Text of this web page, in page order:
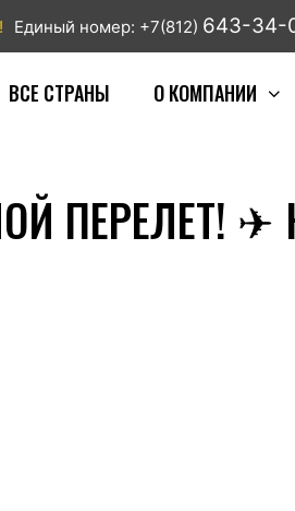
Единый номер: +7(812) 643-34-
ВСЕ СТРАНЫ О КОМПАНИИ
ПЕРЕЛЕТ! ✈